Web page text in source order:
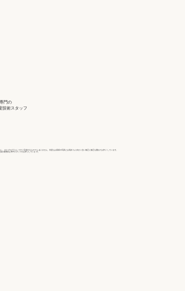
門の
技術スタッフ
。 またプログラムしてすぐ完成するものでも ありません。何度もお客様の写真とお気持 ちに向かい合い修正に修正を重ねてお作り しています。
経 験豊富な専門スタッフがお作りしていま す。